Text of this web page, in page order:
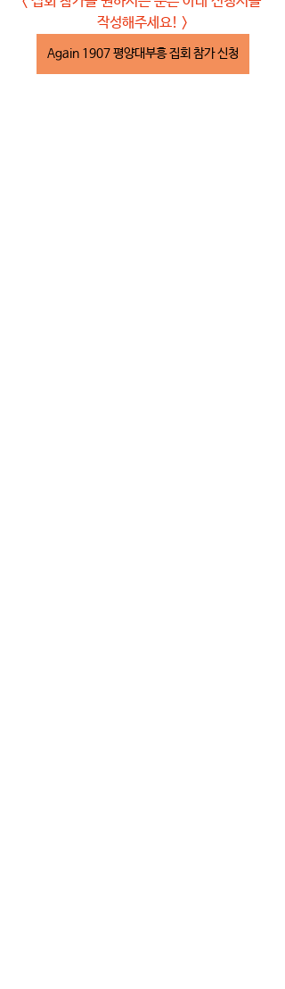
작성해주세요! >
Again 1907 평양대부흥 집회 참가 신청